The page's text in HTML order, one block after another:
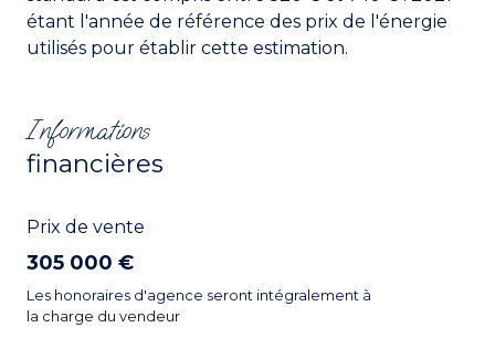
étant l'année de référence des prix de l'énergie
utilisés pour établir cette estimation.
Informations
financières
Prix de vente
305 000 €
Les honoraires d'agence seront intégralement à
la charge du vendeur